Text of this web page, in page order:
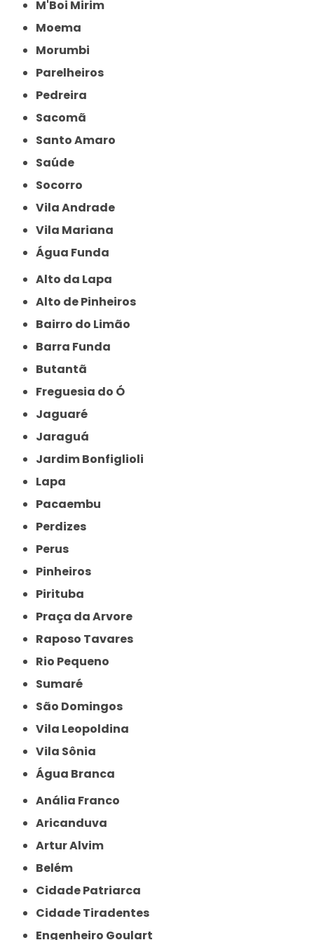
M'Boi Mirim
Moema
Morumbi
Parelheiros
Pedreira
Sacomã
Santo Amaro
Saúde
Socorro
Vila Andrade
Vila Mariana
Água Funda
Alto da Lapa
Alto de Pinheiros
Bairro do Limão
Barra Funda
Butantã
Freguesia do Ó
Jaguaré
Jaraguá
Jardim Bonfiglioli
Lapa
Pacaembu
Perdizes
Perus
Pinheiros
Pirituba
Praça da Arvore
Raposo Tavares
Rio Pequeno
Sumaré
São Domingos
Vila Leopoldina
Vila Sônia
Água Branca
Anália Franco
Aricanduva
Artur Alvim
Belém
Cidade Patriarca
Cidade Tiradentes
Engenheiro Goulart